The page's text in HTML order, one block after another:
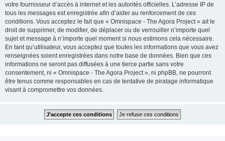
votre fournisseur d’accès à internet et les autorités officielles. L’adresse IP de
tous les messages est enregistrée afin d’aider au renforcement de ces
conditions. Vous acceptez le fait que « Omnispace - The Agora Project » ait le
droit de supprimer, de modifier, de déplacer ou de verrouiller n’importe quel
sujet et message à n’importe quel moment si nous estimons cela nécessaire.
En tant qu’utilisateur, vous acceptez que toutes les informations que vous avez
renseignées soient enregistrées dans notre base de données. Bien que ces
informations ne seront pas diffusées à une tierce partie sans votre
consentement, ni « Omnispace - The Agora Project », ni phpBB, ne pourront
être tenus comme responsables en cas de tentative de piratage informatique
visant à compromettre vos données.